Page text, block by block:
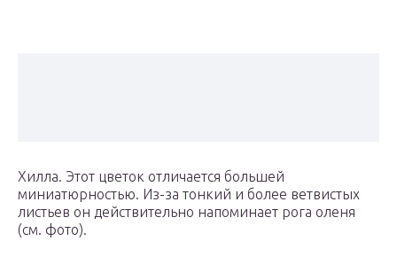
Хилла. Этот цветок отличается большей
миниатюрностью. Из-за тонкий и более ветвистых
листьев он действительно напоминает рога оленя
(см. фото).